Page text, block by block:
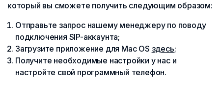
который вы сможете получить следующим образом:
Отправьте запрос нашему менеджеру по поводу
подключения SIP-аккаунта;
Загрузите приложение для Mac OS здесь;
Получите необходимые настройки у нас и
настройте свой программный телефон.